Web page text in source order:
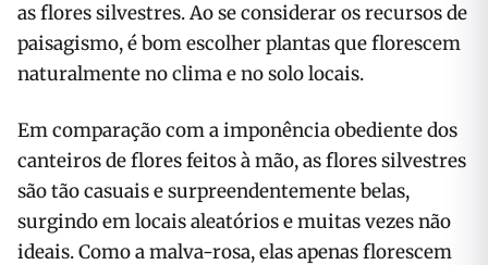
as flores silvestres. Ao se considerar os recursos de
paisagismo, é bom escolher plantas que florescem
naturalmente no clima e no solo locais.
Em comparação com a imponência obediente dos
canteiros de flores feitos à mão, as flores silvestres
são tão casuais e surpreendentemente belas,
surgindo em locais aleatórios e muitas vezes não
ideais. Como a malva-rosa, elas apenas florescem